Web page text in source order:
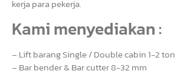
kerja para pekerja.
Kami menyediakan :
– Lift barang Single / Double cabin 1-2 ton
– Bar bender & Bar cutter 8-32 mm